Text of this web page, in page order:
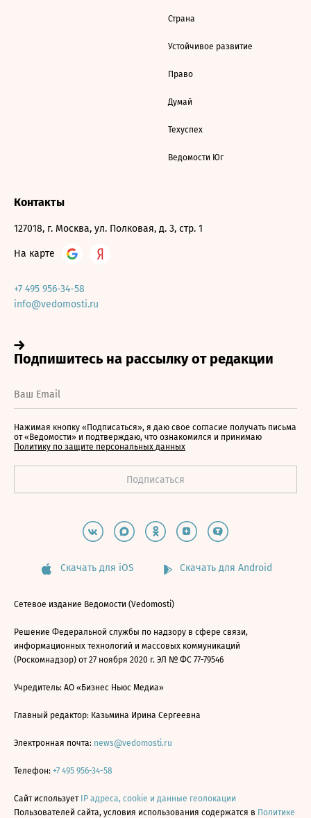
Страна
Устойчивое развитие
Право
Думай
Техуспех
Ведомости Юг
Контакты
127018, г. Москва, ул. Полковая, д. 3, стр. 1
На карте
+7 495 956-34-58
info@vedomosti.ru
Нажимая кнопку «Подписаться», я даю свое согласие получать письма
от «Ведомости» и подтверждаю, что ознакомился и принимаю
Политику по защите персональных данных
Скачать для iOS Скачать для Android
Сетевое издание Ведомости (Vedomosti)
Решение Федеральной службы по надзору в сфере связи,
информационных технологий и массовых коммуникаций
(Роскомнадзор) от 27 ноября 2020 г. ЭЛ № ФС 77-79546
Учредитель: АО «Бизнес Ньюс Медиа»
Главный редактор: Казьмина Ирина Сергеевна
Электронная почта: news@vedomosti.ru
Телефон: +7 495 956-34-58
Сайт использует IP адреса, cookie и данные геолокации
Пользователей сайта, условия использования содержатся в Политике